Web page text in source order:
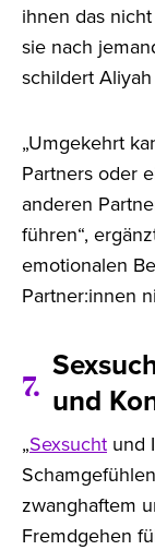
ihnen das
sie nach
schildert
„Umgekehrt
Partners oder
anderen
führen“,
emotionalen
Partner:innen
7. und
„Sexsucht und
zwanghaftem
Fremdgehen